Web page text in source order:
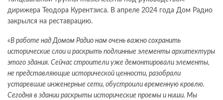
дирижера Теодора Курентзиса. В апреле 2024 года Дом Радио
закрылся на реставрацию.
«В работе над Домом Радио нам очень важно сохранить
исторические слои и раскрыть подлинные элементы архитектуры
этого здания. Сейчас строители уже демонтировали элементы,
не представляющие исторической ценности, разобрали
устаревшие инженерные сети, обустроили временную кровлю.
Сегодня в здании раскрыты исторические проемы и ниши. Мы